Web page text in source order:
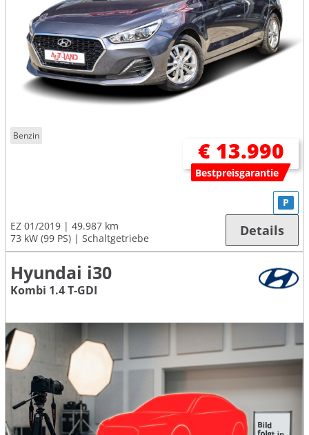
Benzin
€ 13.990
Bestpreisgarantie
EZ 01/2019
49.987 km
73 kW (99 PS)
Schaltgetriebe
P
Details
Hyundai i30
Kombi 1.4 T-GDI